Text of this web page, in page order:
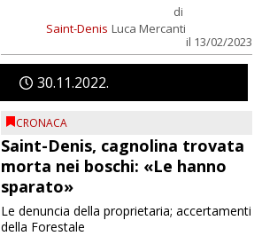
Saint-Denis
di
Luca Mercanti
il 13/02/2023
30 11 2022
CRONACA
Saint-Denis, cagnolina trovata
morta nei boschi: «Le hanno
sparato»
Le denuncia della proprietaria; accertamenti
della Forestale